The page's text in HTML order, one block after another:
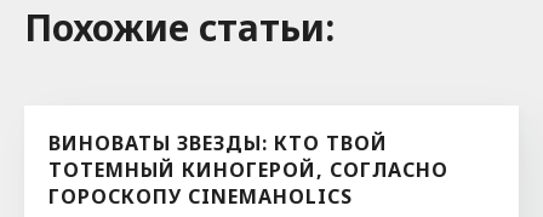
Похожие cтатьи:
ВИНОВАТЫ ЗВЕЗДЫ: КТО ТВОЙ
ТОТЕМНЫЙ КИНОГЕРОЙ, СОГЛАСНО
ГОРОСКОПУ CINEMAHOLICS